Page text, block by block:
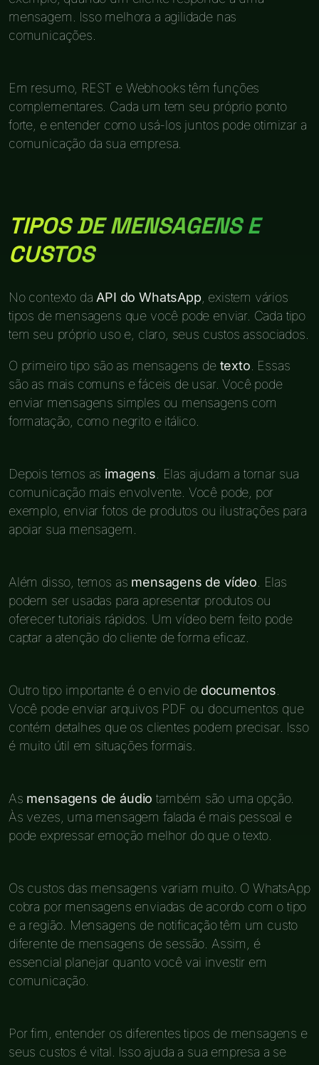
mensagem. Isso melhora a agilidade nas
comunicações.
Em resumo, REST e Webhooks têm funções
complementares. Cada um tem seu próprio ponto
forte, e entender como usá-los juntos pode otimizar a
comunicação da sua empresa.
TIPOS DE MENSAGENS E
CUSTOS
No contexto da API do WhatsApp , existem vários
tipos de mensagens que você pode enviar. Cada tipo
tem seu próprio uso e, claro, seus custos associados.
O primeiro tipo são as mensagens de texto . Essas
são as mais comuns e fáceis de usar. Você pode
enviar mensagens simples ou mensagens com
formatação, como negrito e itálico.
Depois temos as imagens . Elas ajudam a tornar sua
comunicação mais envolvente. Você pode, por
exemplo, enviar fotos de produtos ou ilustrações para
apoiar sua mensagem.
Além disso, temos as mensagens de vídeo . Elas
podem ser usadas para apresentar produtos ou
oferecer tutoriais rápidos. Um vídeo bem feito pode
captar a atenção do cliente de forma eficaz.
Outro tipo importante é o envio de documentos
Você pode enviar arquivos PDF ou documentos que
contém detalhes que os clientes podem precisar. Isso
é muito útil em situações formais.
As mensagens de áudio também são uma opção.
Às vezes, uma mensagem falada é mais pessoal e
pode expressar emoção melhor do que o texto.
Os custos das mensagens variam muito. O WhatsApp
cobra por mensagens enviadas de acordo com o tipo
e a região. Mensagens de notificação têm um custo
diferente de mensagens de sessão. Assim, é
essencial planejar quanto você vai investir em
comunicação.
Por fim, entender os diferentes tipos de mensagens e
seus custos é vital. Isso ajuda a sua empresa a se